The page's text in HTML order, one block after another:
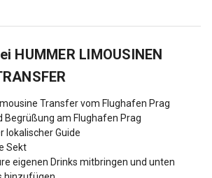
HUMMER LIMOUSINEN
Transfer vom Flughafen Prag
Begrüßung am Flughafen Prag
lokalischer Guide
Sekt
eigenen Drinks mitbringen und unten